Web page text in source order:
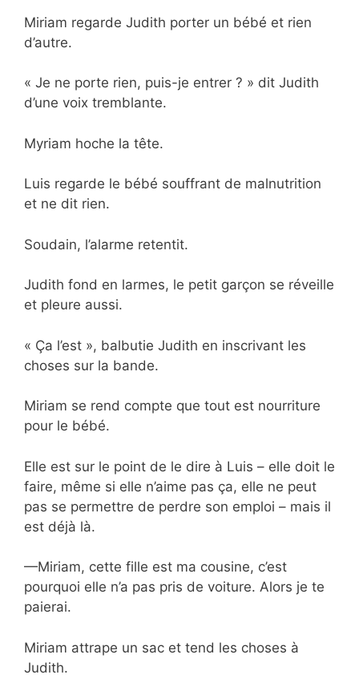
Miriam regarde Judith porter un bébé et rien
d’autre.
« Je ne porte rien, puis-je entrer ? » dit Judith
d’une voix tremblante.
Myriam hoche la tête.
Luis regarde le bébé souffrant de malnutrition
et ne dit rien.
Soudain, l’alarme retentit.
Judith fond en larmes, le petit garçon se réveille
et pleure aussi.
« Ça l’est », balbutie Judith en inscrivant les
choses sur la bande.
Miriam se rend compte que tout est nourriture
pour le bébé.
Elle est sur le point de le dire à Luis – elle doit le
faire, même si elle n’aime pas ça, elle ne peut
pas se permettre de perdre son emploi – mais il
est déjà là.
—Miriam, cette fille est ma cousine, c’est
pourquoi elle n’a pas pris de voiture. Alors je te
paierai.
Miriam attrape un sac et tend les choses à
Judith.